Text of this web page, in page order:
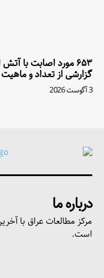
۶۵۳ مورد اصابت با
گزارشی از تعداد و
3 آگوست 2026
درباره ما
مرکز مطالعات عراق با
است.